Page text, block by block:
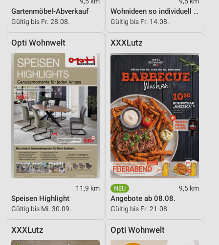
Gartenmöbel-Abverkauf
Gültig bis Fr. 28.08.
Wohnideen so individuell wie du!
Gültig bis Fr. 14.08.
Opti Wohnwelt
11,9 km
Speisen Highlight
Gültig bis Mi. 30.09.
XXXLutz
9,5 km
Angebote ab 08.08.
Gültig bis Fr. 21.08.
XXXLutz Opti Wohnwelt